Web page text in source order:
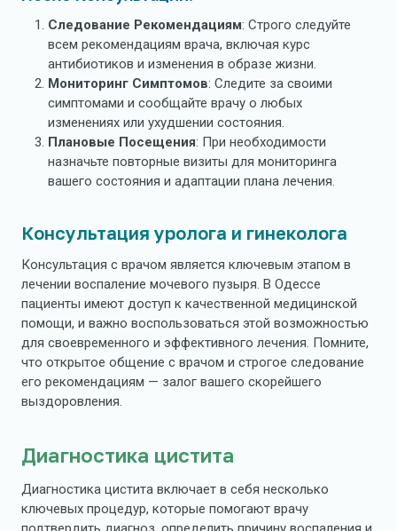
Следование Рекомендациям: Строго следуйте
всем рекомендациям врача, включая курс
антибиотиков и изменения в образе жизни.
Мониторинг Симптомов: Следите за своими
симптомами и сообщайте врачу о любых
изменениях или ухудшении состояния.
Плановые Посещения: При необходимости
назначьте повторные визиты для мониторинга
вашего состояния и адаптации плана лечения.
Консультация уролога и гинеколога
Консультация с врачом является ключевым этапом в
лечении воспаление мочевого пузыря. В Одессе
пациенты имеют доступ к качественной медицинской
помощи, и важно воспользоваться этой возможностью
для своевременного и эффективного лечения. Помните,
что открытое общение с врачом и строгое следование
его рекомендациям — залог вашего скорейшего
выздоровления.
Диагностика цистита
Диагностика цистита включает в себя несколько
ключевых процедур, которые помогают врачу